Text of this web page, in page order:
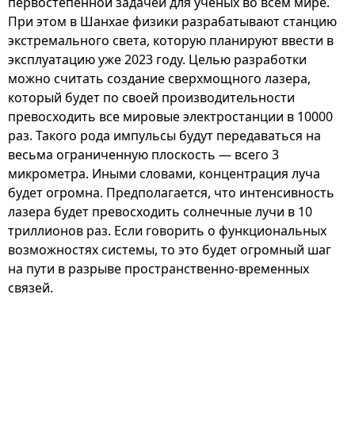
При этом в Шанхае физики разрабатывают станцию
экстремального света, которую планируют ввести в
эксплуатацию уже 2023 году. Целью разработки
можно считать создание сверхмощного лазера,
который будет по своей производительности
превосходить все мировые электростанции в 10000
раз. Такого рода импульсы будут передаваться на
весьма ограниченную плоскость — всего 3
микрометра. Иными словами, концентрация луча
будет огромна. Предполагается, что интенсивность
лазера будет превосходить солнечные лучи в 10
триллионов раз. Если говорить о функциональных
возможностях системы, то это будет огромный шаг
на пути в разрыве пространственно-временных
связей.